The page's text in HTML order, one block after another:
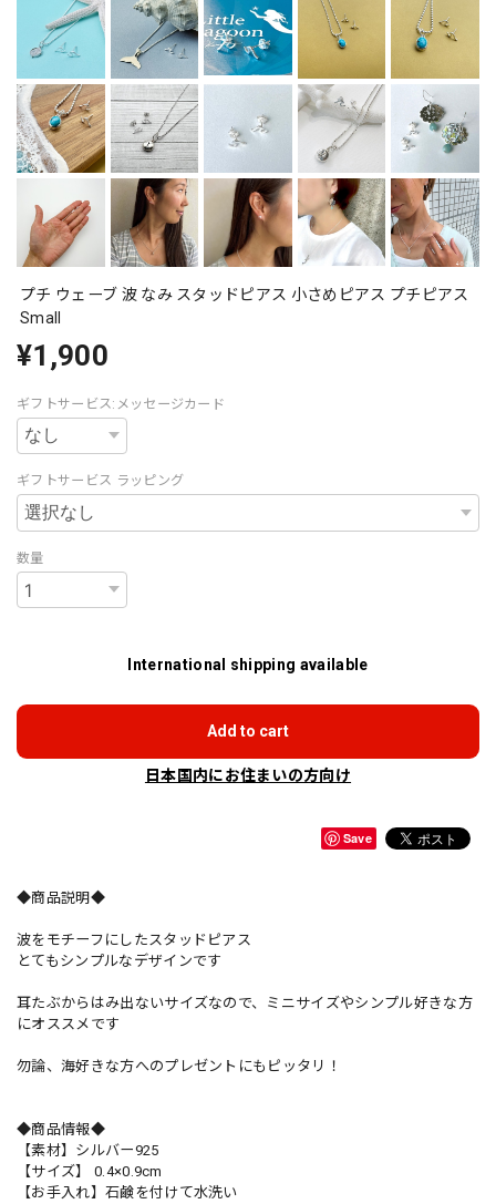
プチ ウェーブ 波 なみ スタッドピアス 小さめピアス プチピアス
Small
¥1,900
ギフトサービス:メッセージカード
ギフトサービス ラッピング
数量
International shipping available
Add to cart
日本国内にお住まいの方向け
Save
◆商品説明◆
波をモチーフにしたスタッドピアス
とてもシンプルなデザインです
耳たぶからはみ出ないサイズなので、ミニサイズやシンプル好きな方
にオススメです
勿論、海好きな方へのプレゼントにもピッタリ！
◆商品情報◆
【素材】シルバー925
【サイズ】 0.4×0.9cm
【お手入れ】石鹸を付けて水洗い